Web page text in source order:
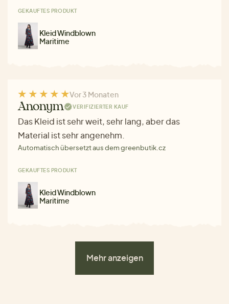
GEKAUFTES PRODUKT
Kleid Windblown
Maritime
Vor 3 Monaten
Anonym VERIFIZIERTER KAUF
Das Kleid ist sehr weit, sehr lang, aber das
Material ist sehr angenehm.
Automatisch übersetzt aus dem greenbutik.cz
GEKAUFTES PRODUKT
Kleid Windblown
Maritime
Mehr anzeigen